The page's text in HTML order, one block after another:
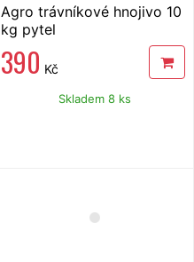
Agro trávníkové hnojivo 10
kg pytel
390 Kč
Skladem 8 ks